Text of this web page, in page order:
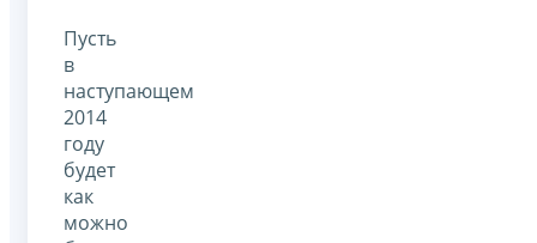
Пусть
в
наступающем
2014
году
будет
как
можно